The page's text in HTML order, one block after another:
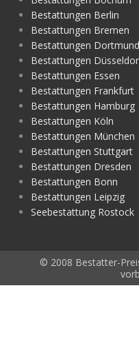
Bestattungen Berlin
Bestattungen Bremen
Bestattungen Dortmund
Bestattungen
Bestattungen Essen
Bestattungen Frankfurt
Bestattungen Hamburg
Bestattungen Köln
Bestattungen München
Bestattungen Stuttgart
Bestattungen Dresden
Bestattungen Bonn
Bestattungen Leipzig
Seebestattung Rostock
© 2008 Bestatter-